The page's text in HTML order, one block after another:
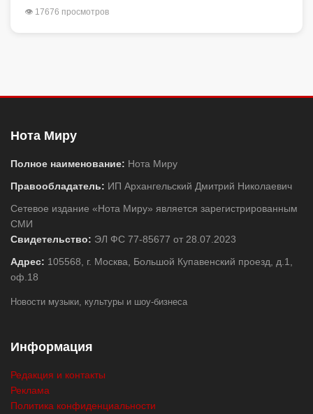
👁 17676 просмотров
Нота Миру
Полное наименование: Нота Миру
Правообладатель: ИП Архангельский Дмитрий Николаевич
Сетевое издание «Нота Миру» является зарегистрированным
СМИ
Свидетельство: ЭЛ ФС 77-85677 от 28.07.2023
Адрес: 105568, г. Москва, Большой Купавенский проезд, д.1,
оф.18
Новости музыки, культуры и шоу-бизнеса
Информация
Редакция и контакты
Реклама
Политика конфиденциальности